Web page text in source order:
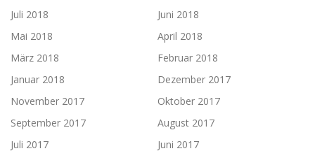
Juli 2018
Juni 2018
Mai 2018
April 2018
März 2018
Februar 2018
Januar 2018
Dezember 2017
November 2017
Oktober 2017
September 2017
August 2017
Juli 2017
Juni 2017